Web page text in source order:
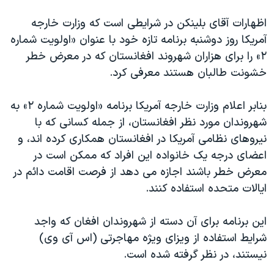
اسرائیل در جنگ
نرگس محمدی برنده جایزه نوبل صلح
همایش محافظه‌کاران آمریکا «سی‌پک»
صفحه‌های ویژه
سفر پرزیدنت ترامپ به چین
اظهارات آقای بلینکن در شرایطی است که وزارت خارجه
آمریکا روز دوشنبه برنامه تازه خود با عنوان «اولویت شماره
۲» را برای هزاران شهروند افغانستان که در معرض خطر
خشونت طالبان هستند معرفی کرد.
بنابر اعلام وزارت خارجه آمریکا برنامه «اولویت شماره ۲» به
شهروندان مورد نظر افغانستان، از جمله کسانی که با
نیروهای نظامی آمریکا در افغانستان همکاری کرده اند، و
اعضای درجه یک خانواده این افراد که ممکن است در
معرض خطر باشند اجازه می دهد از فرصت اقامت دائم در
ایالات متحده استفاده کنند.
این برنامه برای آن دسته از شهروندان افغان که واجد
شرایط استفاده از ویزای ویژه مهاجرتی (اس آی وی)
نیستند، در نظر گرفته شده است.